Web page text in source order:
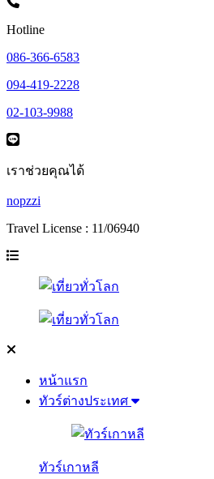
Hotline
086-366-6583
094-419-2228
02-103-9988
เราช่วยคุณได้
nopzzi
Travel License : 11/06940
หน้าแรก
ทัวร์ต่างประเทศ
ทัวร์เกาหลี